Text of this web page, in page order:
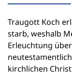
Traugott Koch
starb, weshalb
Erleuchtung
kirchlichen